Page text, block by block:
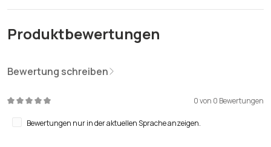
Produktbewertungen
Bewertung schreiben
0 von 0 Bewertungen
Bewertungen nur in der aktuellen Sprache anzeigen.